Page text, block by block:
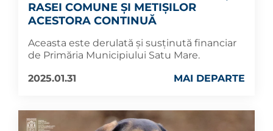
RASEI COMUNE ȘI METIȘILOR
ACESTORA CONTINUĂ
Aceasta este derulată și susținută financiar
de Primăria Municipiului Satu Mare.
2025.01.31
MAI DEPARTE